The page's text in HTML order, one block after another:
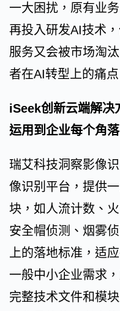
一大困扰，原有业
再投入研发AI技术
服务又会被市场淘
者在AI转型上的痛点
iSeek创新云端解决
运用到企业每个角落
瑞艾科技洞察影像
像识别平台，提供
块，如人流计数、
安全帽侦测、烟雾
上的落地标准，适
一般中小企业需求
完整技术文件和模